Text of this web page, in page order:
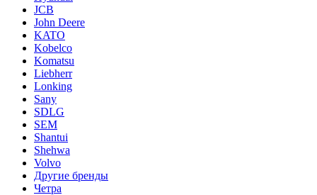
JCB
John Deere
KATO
Kobelco
Komatsu
Liebherr
Lonking
Sany
SDLG
SEM
Shantui
Shehwa
Volvo
Другие бренды
Четра